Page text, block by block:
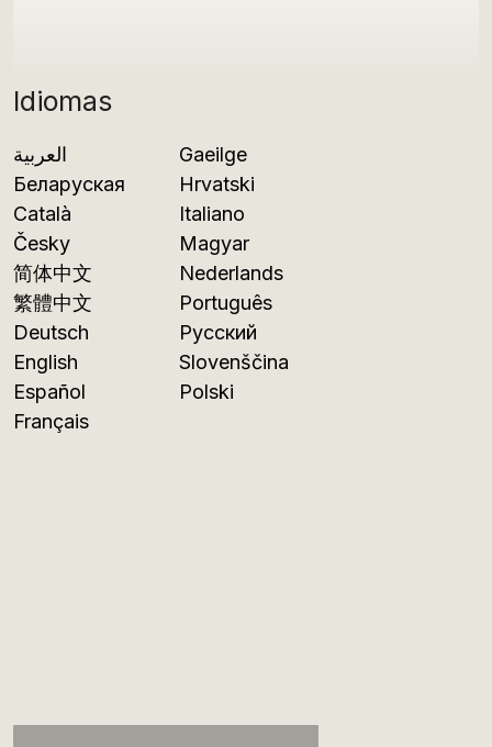
Idiomas
العربية
Беларуская
Català
Česky
简体中文
繁體中文
Deutsch
English
Español
Français
Gaeilge
Hrvatski
Italiano
Magyar
Nederlands
Português
Русский
Slovenščina
Polski